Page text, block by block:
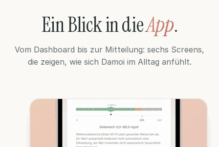
Auf einen Blick, was sich seit dem letzten
Test bewegt hat
Kontext statt nackter Zahlen, du verstehst
deine Werte
Erklärt jeden Marker verständlich
Kennt deinen kompletten Verlauf
Ein Blickin dieApp.
Vom Dashboard bis zur Mitteilung: sechs Screens,
die zeigen, wie sich Damoi im Alltag anfühlt.